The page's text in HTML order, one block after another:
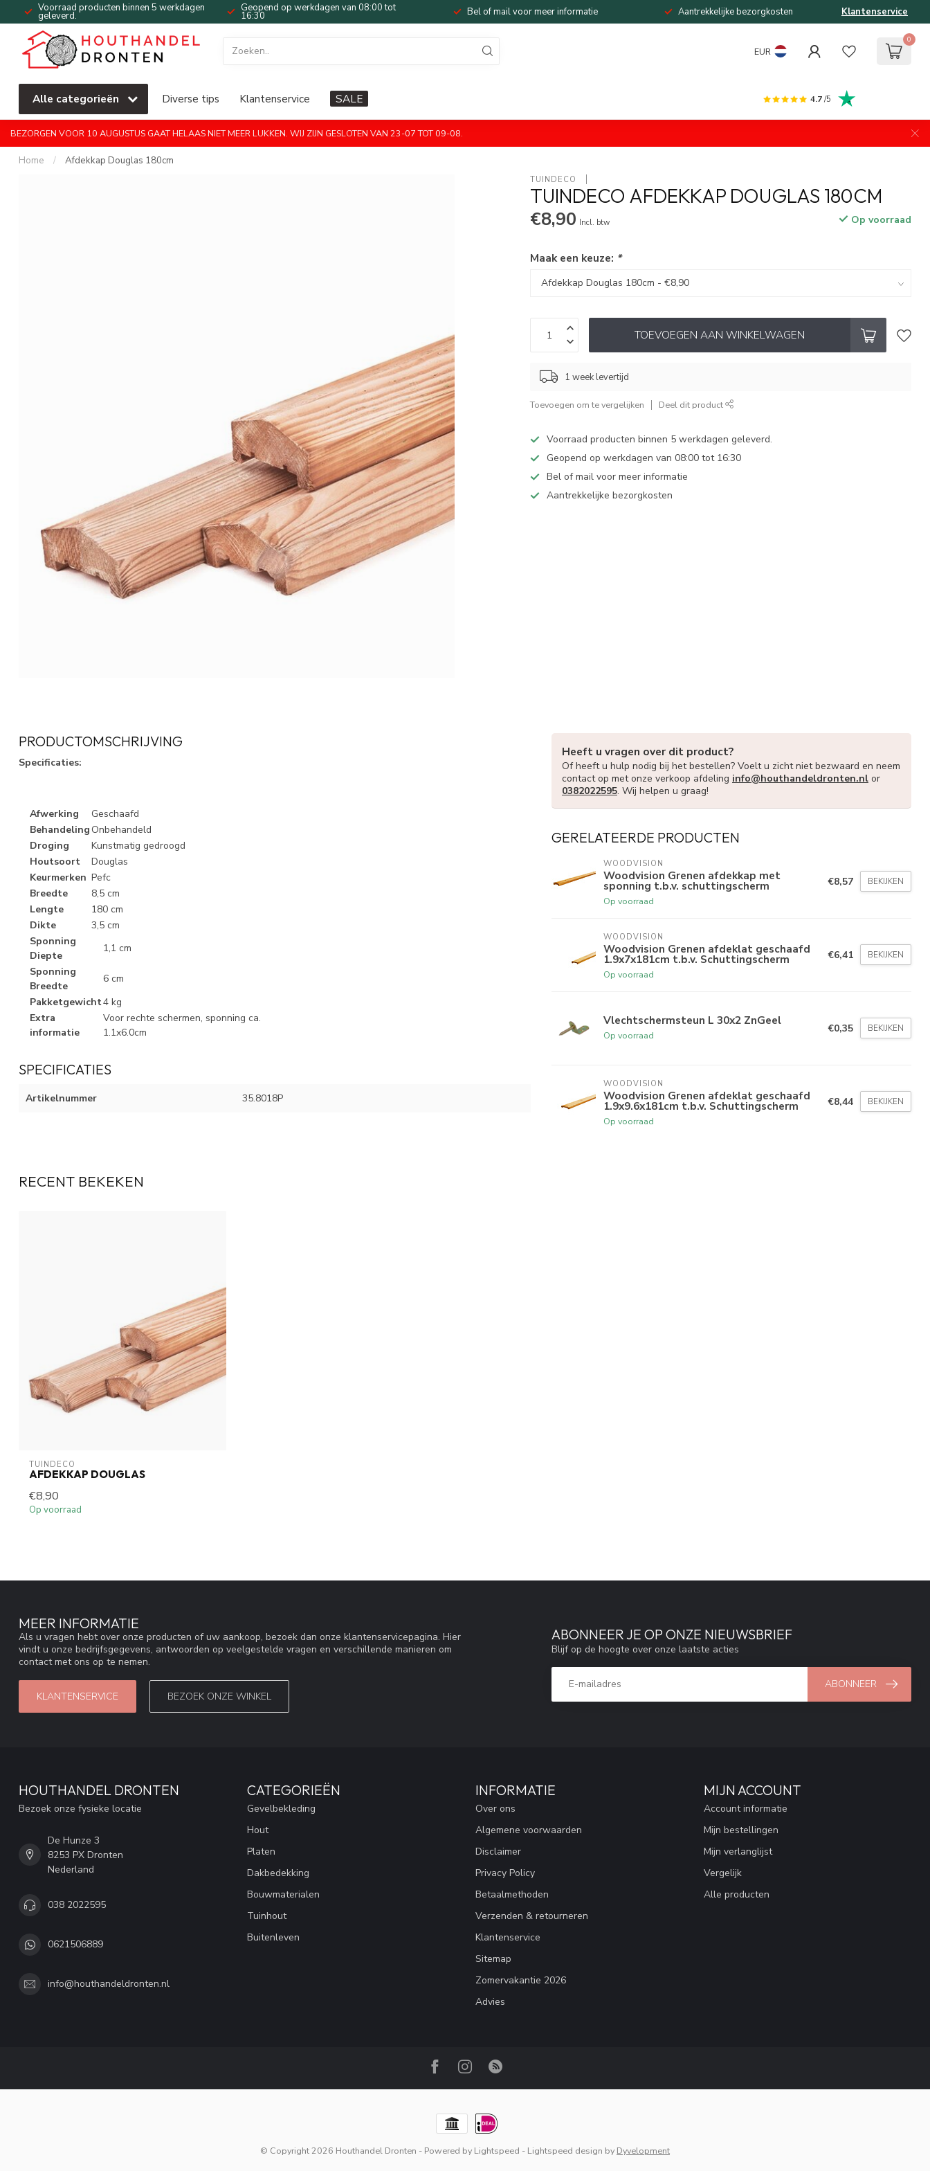
Voorraad producten binnen 5 werkdagen
geleverd.
Geopend op werkdagen van 08:00 tot
16:30 Bel of mail voor meer informatie Aantrekkelijke bezorgkosten Klantenservice
EUR
0
Alle categorieën Diverse tips Klantenservice SALE 4.7/5
BEZORGEN VOOR 10 AUGUSTUS GAAT HELAAS NIET MEER LUKKEN. WIJ ZIJN GESLOTEN VAN 23-07 TOT 09-08.
Home / Afdekkap Douglas 180cm
TUINDECO
TUINDECO AFDEKKAP DOUGLAS 180CM
€8,90 Incl. btw Op voorraad
Maak een keuze: *
TOEVOEGEN AAN WINKELWAGEN
1 week levertijd
Toevoegen om te vergelijken Deel dit product
Voorraad producten binnen 5 werkdagen geleverd.
Geopend op werkdagen van 08:00 tot 16:30
Bel of mail voor meer informatie
Aantrekkelijke bezorgkosten
PRODUCTOMSCHRIJVING
Specificaties:
Afwerking
Geschaafd
Behandeling Onbehandeld
Droging
Kunstmatig gedroogd
Houtsoort
Douglas
Keurmerken Pefc
Breedte
8,5 cm
Lengte
180 cm
Dikte
3,5 cm
Sponning
Diepte
1,1 cm
Sponning
Breedte
6 cm
Pakketgewicht4 kg
Extra
informatie
Voor rechte schermen, sponning ca.
1.1x6.0cm
SPECIFICATIES
Artikelnummer 35.8018P
Heeft u vragen over dit product?
Of heeft u hulp nodig bij het bestellen? Voelt u zicht niet bezwaard en neem
contact op met onze verkoop afdeling info@houthandeldronten.nl or
0382022595. Wij helpen u graag!
GERELATEERDE PRODUCTEN
WOODVISION
Woodvision Grenen afdekkap met
sponning t.b.v. schuttingscherm
Op voorraad
€8,57 BEKIJKEN
WOODVISION
Woodvision Grenen afdeklat geschaafd
1.9x7x181cm t.b.v. Schuttingscherm
Op voorraad
€6,41 BEKIJKEN
Vlechtschermsteun L 30x2 ZnGeel
Op voorraad
€0,35 BEKIJKEN
WOODVISION
Woodvision Grenen afdeklat geschaafd
1.9x9.6x181cm t.b.v. Schuttingscherm
Op voorraad
€8,44 BEKIJKEN
RECENT BEKEKEN
TUINDECO
AFDEKKAP DOUGLAS
€8,90
Op voorraad
MEER INFORMATIE
Als u vragen hebt over onze producten of uw aankoop, bezoek dan onze klantenservicepagina. Hier
vindt u onze bedrijfsgegevens, antwoorden op veelgestelde vragen en verschillende manieren om
contact met ons op te nemen.
KLANTENSERVICE BEZOEK ONZE WINKEL
ABONNEER JE OP ONZE NIEUWSBRIEF
Blijf op de hoogte over onze laatste acties
ABONNEER
HOUTHANDEL DRONTEN
Bezoek onze fysieke locatie
De Hunze 3
8253 PX Dronten
Nederland
038 2022595
0621506889
info@houthandeldronten.nl
CATEGORIEËN
Gevelbekleding
Hout
Platen
Dakbedekking
Bouwmaterialen
Tuinhout
Buitenleven
INFORMATIE
Over ons
Algemene voorwaarden
Disclaimer
Privacy Policy
Betaalmethoden
Verzenden & retourneren
Klantenservice
Sitemap
Zomervakantie 2026
Advies
MIJN ACCOUNT
Account informatie
Mijn bestellingen
Mijn verlanglijst
Vergelijk
Alle producten
© Copyright 2026 Houthandel Dronten - Powered by Lightspeed - Lightspeed design by Dyvelopment